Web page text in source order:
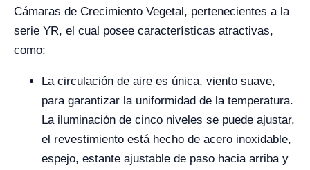
Cámaras de Crecimiento Vegetal, pertenecientes a la
serie YR, el cual posee características atractivas,
como:
La circulación de aire es única, viento suave,
para garantizar la uniformidad de la temperatura.
La iluminación de cinco niveles se puede ajustar,
el revestimiento está hecho de acero inoxidable,
espejo, estante ajustable de paso hacia arriba y